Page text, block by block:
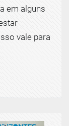
em alguns
vale para